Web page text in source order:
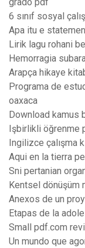
grado pdf
6 sınıf sosyal
Apa itu e
Lirik lagu rohani
Hemorragia
Arapça hikaye
Programa de
oaxaca
Download kamus
Işbirlikli öğrenme
Ingilizce çalışma
Aqui en la tierra
Sni pertanian
Kentsel dönüşüm
Anexos de un
Etapas de la
Small pdf.com
Un mundo que